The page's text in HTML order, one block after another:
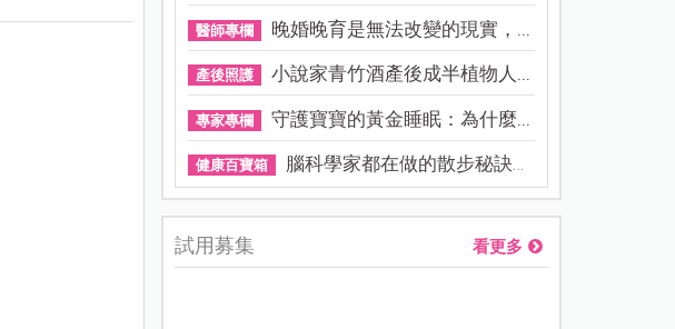
醫師專欄 晚婚晚育是無法改變的現實，...
產後照護 小說家青竹酒產後成半植物人...
專家專欄 守護寶寶的黃金睡眠：為什麼...
健康百寶箱 腦科學家都在做的散步秘訣！...
試用募集 看更多